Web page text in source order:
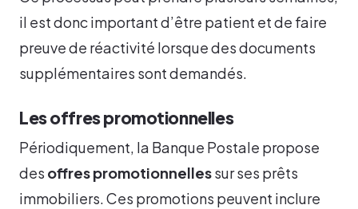
il est donc important d’être patient et de faire
preuve de réactivité lorsque des documents
supplémentaires sont demandés.
Les offres promotionnelles
Périodiquement, la Banque Postale propose
des offres promotionnellessur ses prêts
immobiliers. Ces promotions peuvent inclure